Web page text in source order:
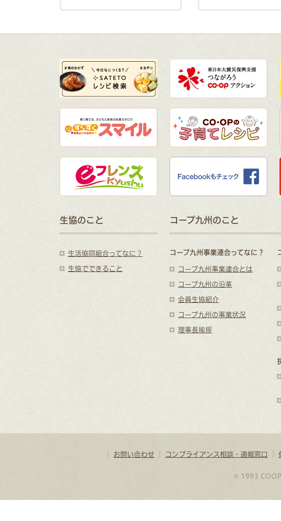
生協のこと
生活協同組合ってなに？
生協でできること
コープ九州のこと
コープ九州事業連合ってなに？
コープ九州事業連合とは
コープ九州の沿革
会員生協紹介
コープ九州の事業状況
理事長挨拶
お問い合わせ コンプライアンス相談・通報窓口
© 1993